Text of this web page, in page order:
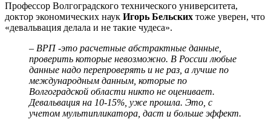
Профессор Волгоградского технического университета,
доктор экономических наук Игорь Бельских тоже уверен, что
«девальвация делала и не такие чудеса».
– ВРП -это расчетные абстрактные данные,
проверить которые невозможно. В России любые
данные надо перепроверять и не раз, а лучше по
международным данным, которые по
Волгоградской области никто не оценивает.
Девальвация на 10-15%, уже прошла. Это, с
учетом мультипликатора, даст и больше эффект.